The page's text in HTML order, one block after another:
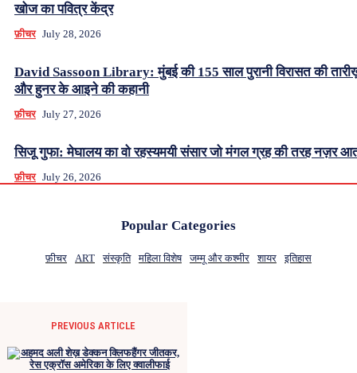
खोज का पवित्र केंद्र
फ़ीचर July 28, 2026
David Sassoon Library: मुंबई की 155 साल पुरानी विरासत की
और हुनर के आइने की कहानी
फ़ीचर July 27, 2026
सिजू गुफा: मेघालय का वो रहस्यमयी संसार जो मंगल ग्रह की तरह नज़र
फ़ीचर July 26, 2026
Popular Categories
फ़ीचर ART संस्कृति महिला विशेष जम्मू और कश्मीर शायर इतिहास
PREVIOUS ARTICLE